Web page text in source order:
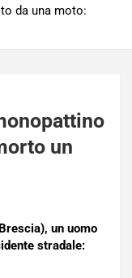
da una moto:
un
un uomo
stradale: